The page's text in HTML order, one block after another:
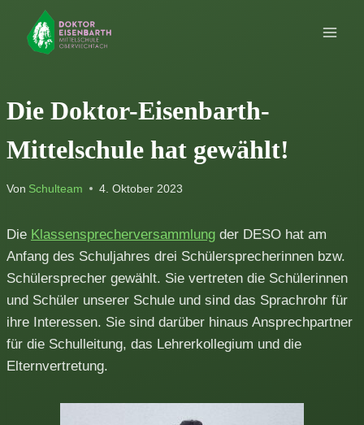
Inhalt
springen
Die Doktor-Eisenbarth-
Mittelschule hat gewählt!
Von Schulteam 4. Oktober 2023
Die Klassensprecherversammlung der DESO hat am
Anfang des Schuljahres drei Schülersprecherinnen bzw.
Schülersprecher gewählt. Sie vertreten die Schülerinnen
und Schüler unserer Schule und sind das Sprachrohr für
ihre Interessen. Sie sind darüber hinaus Ansprechpartner
für die Schulleitung, das Lehrerkollegium und die
Elternvertretung.